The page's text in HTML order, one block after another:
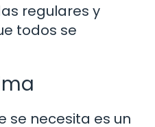
regulares y
todos se
se necesita es un